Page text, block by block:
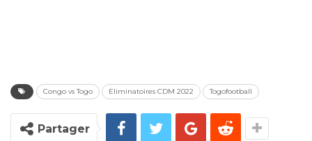
Congo vs Togo Eliminatoires CDM 2022 Togofootball
Partager